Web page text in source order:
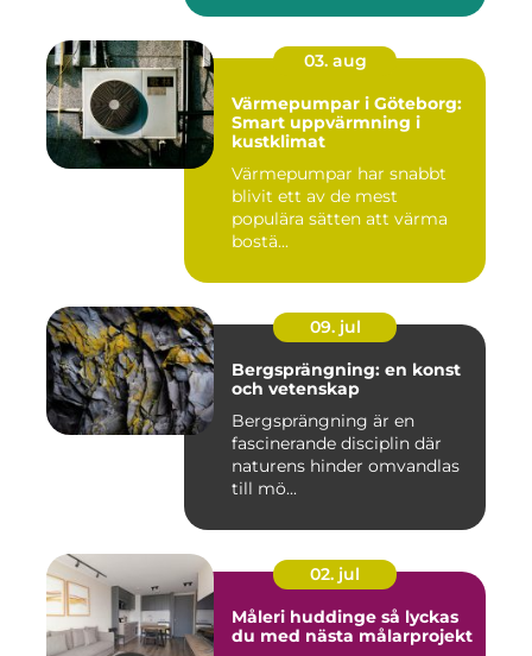
03. aug
Värmepumpar i Göteborg:
Smart uppvärmning i
kustklimat
Värmepumpar har snabbt
blivit ett av de mest
populära sätten att värma
bostä...
09. jul
Bergsprängning: en konst
och vetenskap
Bergsprängning är en
fascinerande disciplin där
naturens hinder omvandlas
till mö...
02. jul
Måleri huddinge så lyckas
du med nästa målarprojekt